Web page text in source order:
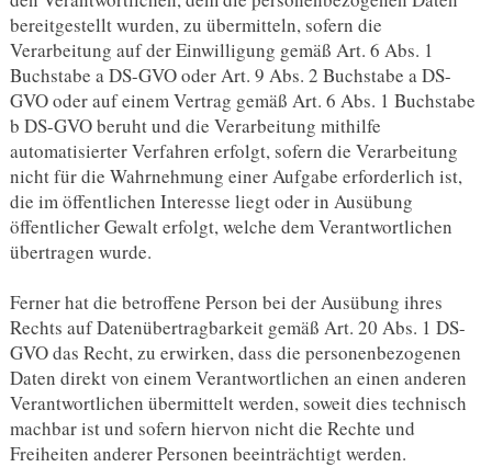
bereitgestellt wurden, zu übermitteln, sofern die
Verarbeitung auf der Einwilligung gemäß Art. 6 Abs. 1
Buchstabe a DS-GVO oder Art. 9 Abs. 2 Buchstabe a DS-
GVO oder auf einem Vertrag gemäß Art. 6 Abs. 1 Buchstabe
b DS-GVO beruht und die Verarbeitung mithilfe
automatisierter Verfahren erfolgt, sofern die Verarbeitung
nicht für die Wahrnehmung einer Aufgabe erforderlich ist,
die im öffentlichen Interesse liegt oder in Ausübung
öffentlicher Gewalt erfolgt, welche dem Verantwortlichen
übertragen wurde.
Ferner hat die betroffene Person bei der Ausübung ihres
Rechts auf Datenübertragbarkeit gemäß Art. 20 Abs. 1 DS-
GVO das Recht, zu erwirken, dass die personenbezogenen
Daten direkt von einem Verantwortlichen an einen anderen
Verantwortlichen übermittelt werden, soweit dies technisch
machbar ist und sofern hiervon nicht die Rechte und
Freiheiten anderer Personen beeinträchtigt werden.